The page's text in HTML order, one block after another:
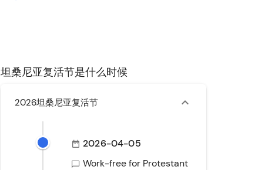
坦桑尼亚复活节是什么时候
2026坦桑尼亚复活节
2026-04-05
Work-free for Protestant